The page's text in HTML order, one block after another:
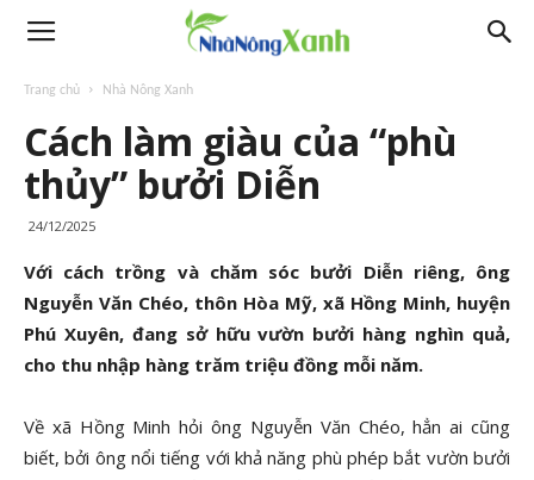
Trang chủ Nhà Nông Xanh
Cách làm giàu của “phù
thủy” bưởi Diễn
24/12/2025
Với cách trồng và chăm sóc bưởi Diễn riêng, ông
Nguyễn Văn Chéo, thôn Hòa Mỹ, xã Hồng Minh, huyện
Phú Xuyên, đang sở hữu vườn bưởi hàng nghìn quả,
cho thu nhập hàng trăm triệu đồng mỗi năm.
Về xã Hồng Minh hỏi ông Nguyễn Văn Chéo, hẳn ai cũng
biết, bởi ông nổi tiếng với khả năng phù phép bắt vườn bưởi